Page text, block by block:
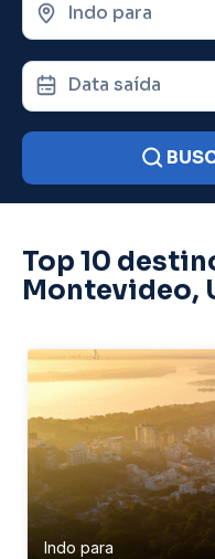
Indo para
Data saída
Top 10
Montevideo,
Indo para